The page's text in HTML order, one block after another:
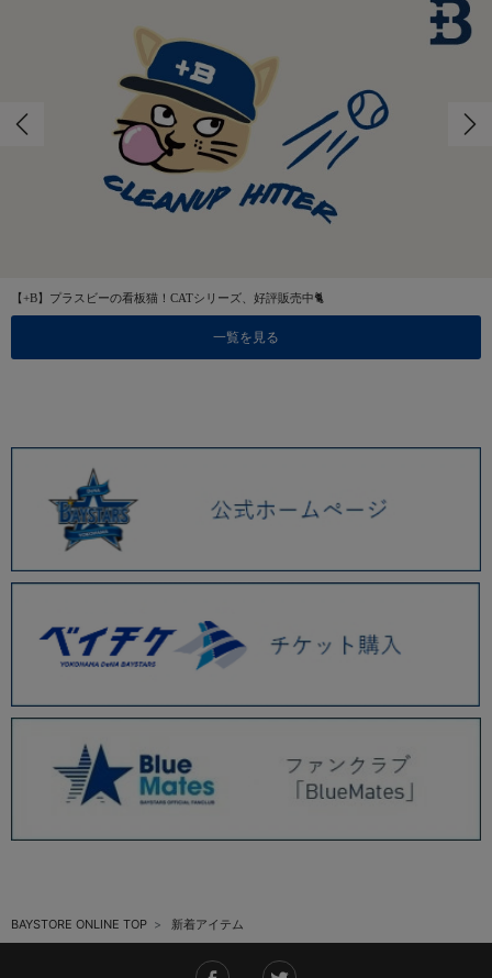
【+B】プラスビーの看板猫！CATシリーズ、好評販売中🐈
一覧を見る
BAYSTORE ONLINE TOP 新着アイテム